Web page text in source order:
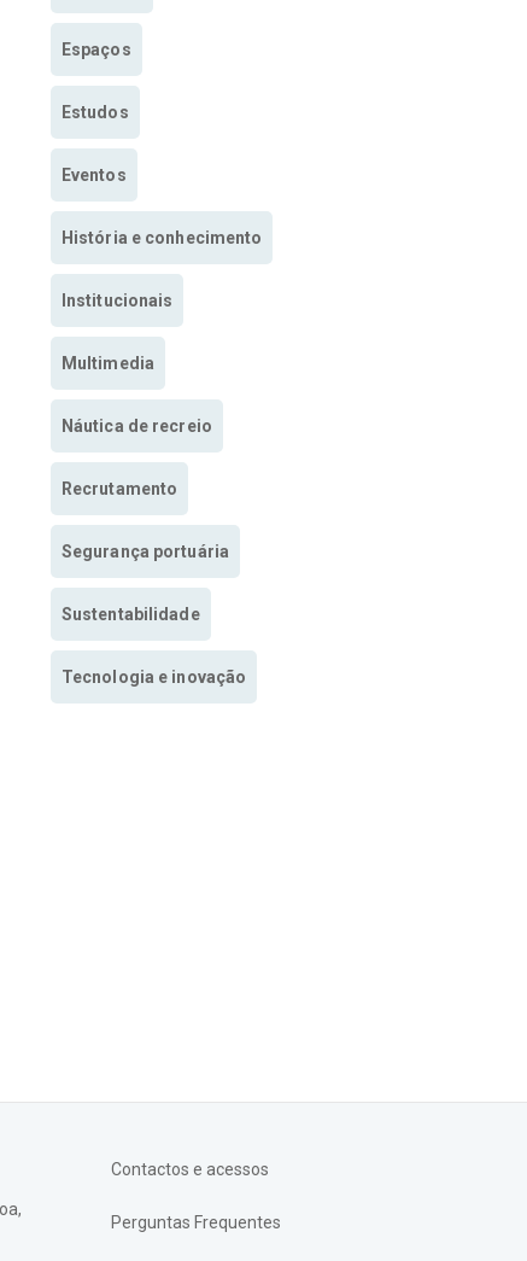
Espaços
Estudos
Eventos
História e conhecimento
Institucionais
Multimedia
Náutica de recreio
Recrutamento
Segurança portuária
Sustentabilidade
Tecnologia e inovação
Contactos e acessos
Perguntas Frequentes